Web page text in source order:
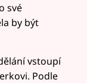
své
by být
vstoupí
Podle